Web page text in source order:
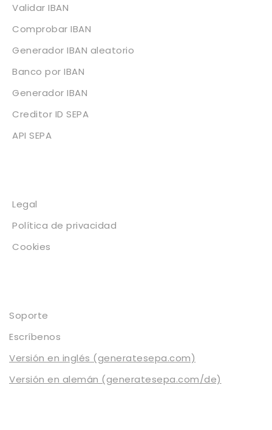
Validar IBAN
Comprobar IBAN
Generador IBAN aleatorio
Banco por IBAN
Generador IBAN
Creditor ID SEPA
API SEPA
Legal
Política de privacidad
Cookies
Soporte
Escríbenos
Versión en inglés (generatesepa.com)
Versión en alemán (generatesepa.com/de)